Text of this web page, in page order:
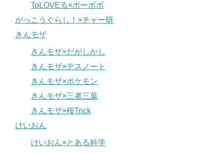
ToLOVEる×ボーボボ
がっこうぐらし！×チャー研
きんモザ
きんモザ×だがしかし
きんモザ×デスノート
きんモザ×ポケモン
きんモザ×三者三葉
きんモザ×桜Trick
けいおん
けいおん×とある科学